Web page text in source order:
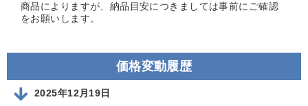
商品によりますが、納品目安につきましては事前にご確認
をお願いします。
価格変動履歴
2025年12月19日